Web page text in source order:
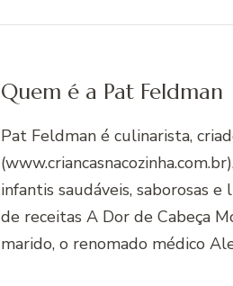
Quem é a Pat Feldman
Pat Feldman é culinarista,
infantis saudáveis, saborosas
de receitas A Dor de Cabeça
marido, o renomado médico